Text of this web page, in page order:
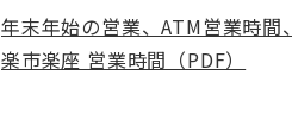
年末年始の営業、ATM営業時間
楽市楽座 営業時間（PDF）